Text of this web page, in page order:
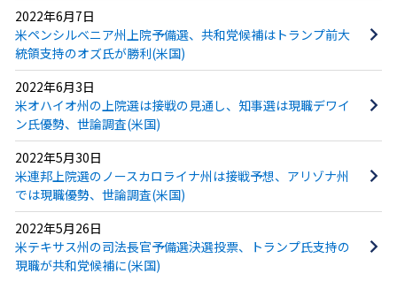
2022年6月7日
米ペンシルベニア州上院予備選、共和党候補はトランプ前大
統領支持のオズ氏が勝利(米国)
2022年6月3日
米オハイオ州の上院選は接戦の見通し、知事選は現職デワイ
ン氏優勢、世論調査(米国)
2022年5月30日
米連邦上院選のノースカロライナ州は接戦予想、アリゾナ州
では現職優勢、世論調査(米国)
2022年5月26日
米テキサス州の司法長官予備選決選投票、トランプ氏支持の
現職が共和党候補に(米国)